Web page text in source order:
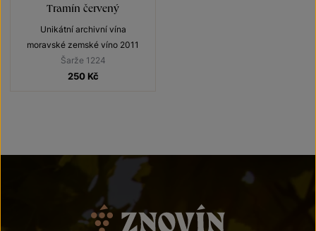
Tramín červený
Unikátní archivní vína
moravské zemské víno 2011
Šarže 1224
250 Kč